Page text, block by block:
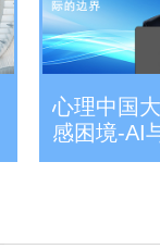
心理中国
感困境-AI